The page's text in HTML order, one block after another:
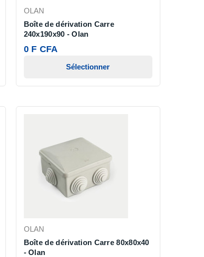
OLAN
Boîte de dérivation Carre
240x190x90 - Olan
0 F CFA
Sélectionner
OLAN
Boîte de dérivation Carre 80x80x40
- Olan